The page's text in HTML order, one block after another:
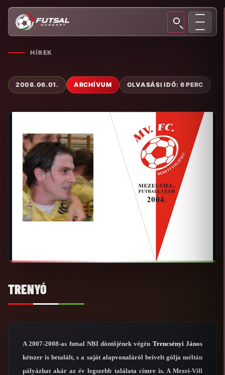
HÍREK
2008.06.01. ARCHÍVUM OLVASÁSI IDŐ: 6 PERC
TRENYÓ
A 2007-2008-as futsal NBI döntõjének végén Trencsényi János
kétszer is betalált, s a saját alapvonaláról beívelt gólja méltán
pályázhat akár az év legszebb találata címre is. A Mezei-Vill